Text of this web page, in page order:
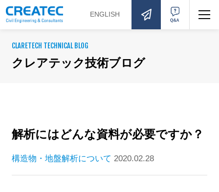
ENGLISH お問い合わせ Q&A
CLARETECH TECHNICAL BLOG
クレアテック技術ブログ
解析にはどんな資料が必要ですか？
構造物・地盤解析について 2020.02.28